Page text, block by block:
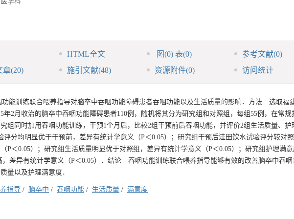
HTML全文 图(0) 表(0) 参考文献(0)
章(20) 施引文献(48) 资源附件(0) 访问统计
能训练联合喂养指导对脑卒中吞咽功能障碍患者吞咽功能以及生活质量的影响．方法 选取福
年2月收治的脑卒中吞咽功能障碍患者110例，随机将其分为研究组和对照组，每组55例，在常规
组同时加用吞咽功能训练，干预1个月后，比较2组干预前后吞咽功能，并评价2组生活质量、护
分均明显优于干预前，差异有统计学意义（P＜0.05）；研究组干预后洼田饮水试验评分较对
P＜0.05）；研究组生活质量明显优于对照组，差异有统计学意义（P＜0.05）；研究组护理满意
，差异有统计学意义（P＜0.05）．结论 吞咽功能训练联合喂养指导能够有效的改善脑卒中吞
量以及护理满意度．
指导 / 脑卒中 / 吞咽功能 / 生活质量 / 满意度